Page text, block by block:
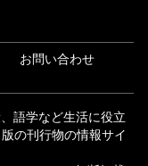
お問い合わせ
語学など生活に役立
の刊行物の情報サイ